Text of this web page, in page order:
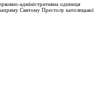
адміністративна одиниця
Святому Престолу католицької